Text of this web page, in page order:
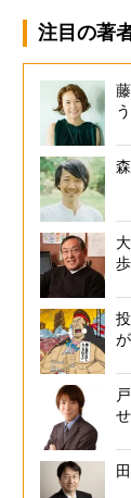
注目の著
せ